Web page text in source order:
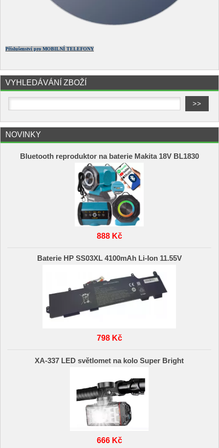
Příslušenství pro MOBILNÍ TELEFONY
VYHLEDÁVÁNÍ ZBOŽÍ
NOVINKY
Bluetooth reproduktor na baterie Makita 18V BL1830
888 Kč
Baterie HP SS03XL 4100mAh Li-Ion 11.55V
798 Kč
XA-337 LED světlomet na kolo Super Bright
666 Kč